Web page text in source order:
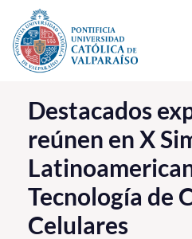
Click acá para ir directamente al
La Universidad
Investigación, Creación e
PUCV Internacional
Vinculación con el Medio
Destacados
reúnen en X
Tecnología de
Celulares